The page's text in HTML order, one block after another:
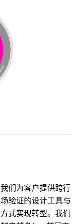
们为客户提供跨行
验证的设计工具与
式实现转型。我们